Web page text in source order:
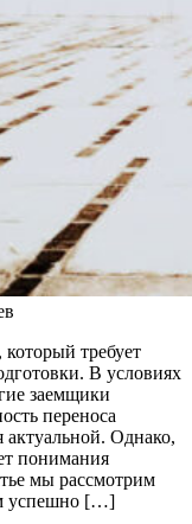
требует
В условиях
заемщики
переноса
актуальной. Однако,
понимания
мы рассмотрим
успешно […]